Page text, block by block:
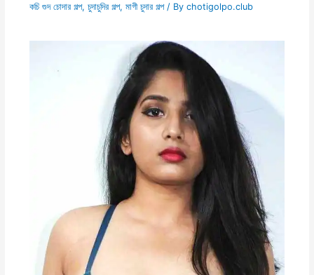
কচি গুদ চোদার গল্প, চুদাচুদির গল্প, মাগী চুদার গল্প/ By chotigolpo.club